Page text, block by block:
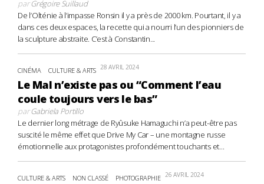
parGrégoire Suillaud
De l’Olténie à l’impasse Ronsin il y a près de 2000 km. Pourtant, il y a
dans ces deux espaces, la recette qui a nourri l’un des pionniers de
la sculpture abstraite. C’est à Constantin...
CINÉMA CULTURE & ARTS 28 AVRIL 2024
Le Mal n’existe pas ou “Comment l’eau
coule toujours vers le bas”
parGabriela Portillo
Le dernier long métrage de Ryûsuke Hamaguchi n’a peut-être pas
suscité le même effet que Drive My Car – une montagne russe
émotionnelle aux protagonistes profondément touchants et...
CULTURE & ARTS NON CLASSÉ PHOTOGRAPHIE 26 AVRIL 2024